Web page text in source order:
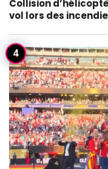
Collision
vol lors des